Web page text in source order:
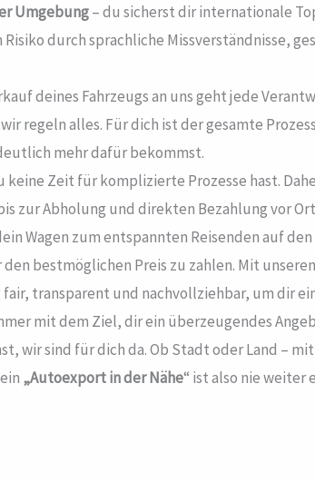
Umgebung– du sicherst dir internationale
durch sprachliche Missverständnisse,
deines Fahrzeugs an uns geht jede
regeln alles. Für dich ist der gesamte
mehr dafür bekommst.
keine Zeit für komplizierte Prozesse hast.
zur Abholung und direkten Bezahlung vor
Wagen zum entspannten Reisenden auf
den bestmöglichen Preis zu zahlen. Mit
transparent und nachvollziehbar, um dir
mit dem Ziel, dir ein überzeugendes
wir sind für dich da. Ob Stadt oder Land –
„Autoexport in der Nähe“ ist also nie weiter